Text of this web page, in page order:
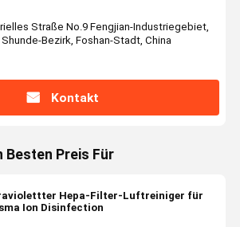
Straße No.9 Fengjian-Industriegebiet,
Bezirk, Foshan-Stadt, China
Kontakt
Besten Preis Für
Hepa-Filter-Luftreiniger für
Ion Disinfection